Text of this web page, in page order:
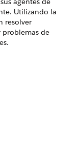
Utilizando la
resolver
problemas de
organice cada
proporcionar a
utilizar las
cuentas, visitas,
de implicación
la eficiencia